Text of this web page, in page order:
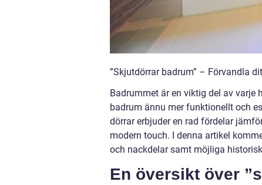
”Skjutdörrar badrum” – Förvandla
Badrummet är en viktig del av
badrum ännu mer funktionellt och
dörrar erbjuder en rad fördelar
modern touch. I denna artikel
och nackdelar samt möjliga
En översikt över